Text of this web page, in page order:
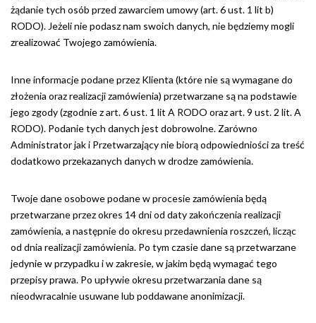
żądanie tych osób przed zawarciem umowy (art. 6 ust. 1 lit b)
RODO). Jeżeli nie podasz nam swoich danych, nie będziemy mogli
zrealizować Twojego zamówienia.
Inne informacje podane przez Klienta (które nie są wymagane do
złożenia oraz realizacji zamówienia) przetwarzane są na podstawie
jego zgody (zgodnie z art. 6 ust. 1 lit A RODO oraz art. 9 ust. 2 lit. A
RODO). Podanie tych danych jest dobrowolne. Zarówno
Administrator jak i Przetwarzający nie biorą odpowiedniości za treść
dodatkowo przekazanych danych w drodze zamówienia.
Twoje dane osobowe podane w procesie zamówienia będą
przetwarzane przez okres 14 dni od daty zakończenia realizacji
zamówienia, a następnie do okresu przedawnienia roszczeń, licząc
od dnia realizacji zamówienia. Po tym czasie dane są przetwarzane
jedynie w przypadku i w zakresie, w jakim będą wymagać tego
przepisy prawa. Po upływie okresu przetwarzania dane są
nieodwracalnie usuwane lub poddawane anonimizacji.